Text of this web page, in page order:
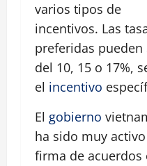
varios tipos de
incentivos. Las
preferidas pueden
del 10, 15 o 17%,
el incentivo
El gobierno
ha sido muy
firma de acuerdos